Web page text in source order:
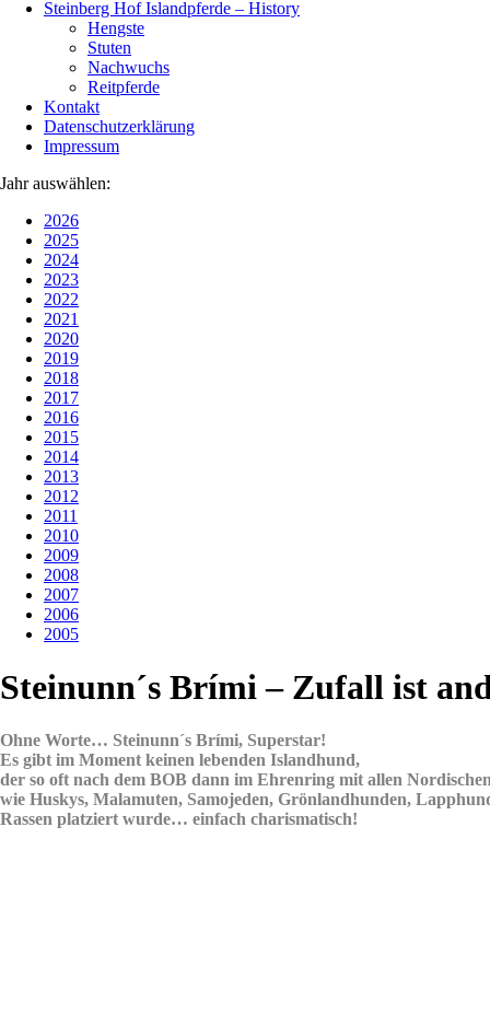
Steinberg Hof Islandpferde – History
Hengste
Stuten
Nachwuchs
Reitpferde
Kontakt
Datenschutzerklärung
Impressum
Jahr auswählen:
2026
2025
2024
2023
2022
2021
2020
2019
2018
2017
2016
2015
2014
2013
2012
2011
2010
2009
2008
2007
2006
2005
Steinunn´s Brími – Zufall ist
Ohne Worte… Steinunn´s Brími, Superstar!
Es gibt im Moment keinen lebenden Islandhund,
der so oft nach dem BOB dann im Ehrenring mit allen
wie Huskys, Malamuten, Samojeden, Grönlandhunden,
Rassen platziert wurde… einfach charismatisch!